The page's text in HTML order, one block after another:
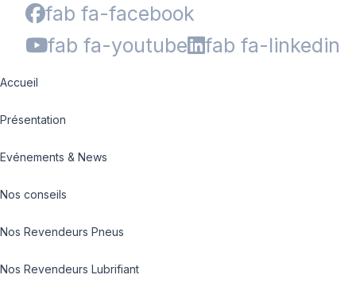
fab fa-facebook
fab fa-youtube
fab fa-linkedin
Accueil
Présentation
Evénements & News
Nos conseils
Nos Revendeurs Pneus
Nos Revendeurs Lubrifiant